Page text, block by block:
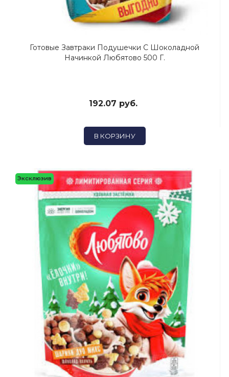
Готовые Завтраки Подушечки С Шоколадной
Начинкой Любятово 500 Г.
192.07 руб.
В КОРЗИНУ
Эксклюзив